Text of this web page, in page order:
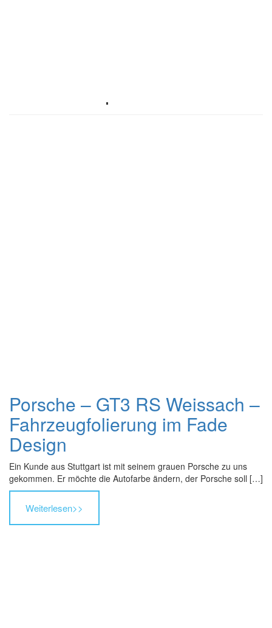
Porsche – GT3 RS Weissach –
Fahrzeugfolierung im Fade
Design
Ein Kunde aus Stuttgart ist mit seinem grauen Porsche zu uns
gekommen. Er möchte die Autofarbe ändern, der Porsche soll […]
Weiterlesen>>